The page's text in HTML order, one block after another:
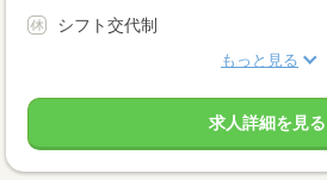
シフト交代制
もっと見る
求人詳細を見る